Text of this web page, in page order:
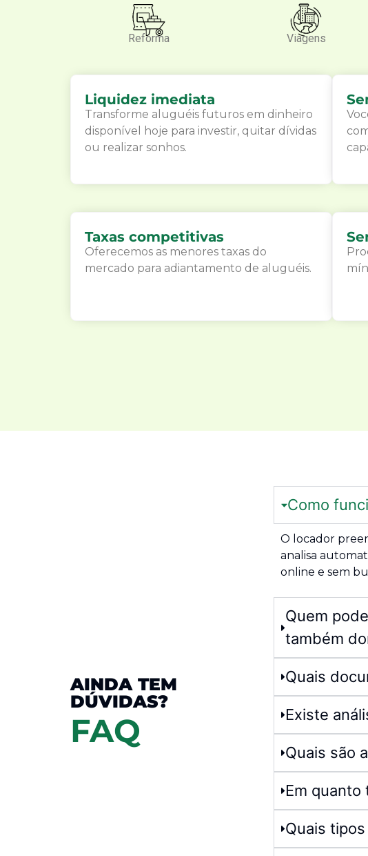
Reforma Viagens
Liquidez imediata
Transforme aluguéis futuros em dinheiro
disponível hoje para investir, quitar dívidas
ou realizar sonhos.
Taxas competitivas
Oferecemos as menores taxas do
mercado para adiantamento de aluguéis.
AINDA TEM
DÚVIDAS?
FAQ
Como
O locador
analisa
online e sem
Quem
também
Quais
Existe
Quais são
Em quanto
Quais